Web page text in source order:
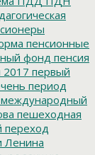
пенсионные
фонд пенсия
2017 первый
период
международный
пешеходная
Ленина